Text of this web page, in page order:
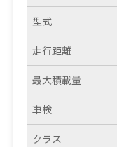
型式
走行距離
最大積載量
車検
クラス